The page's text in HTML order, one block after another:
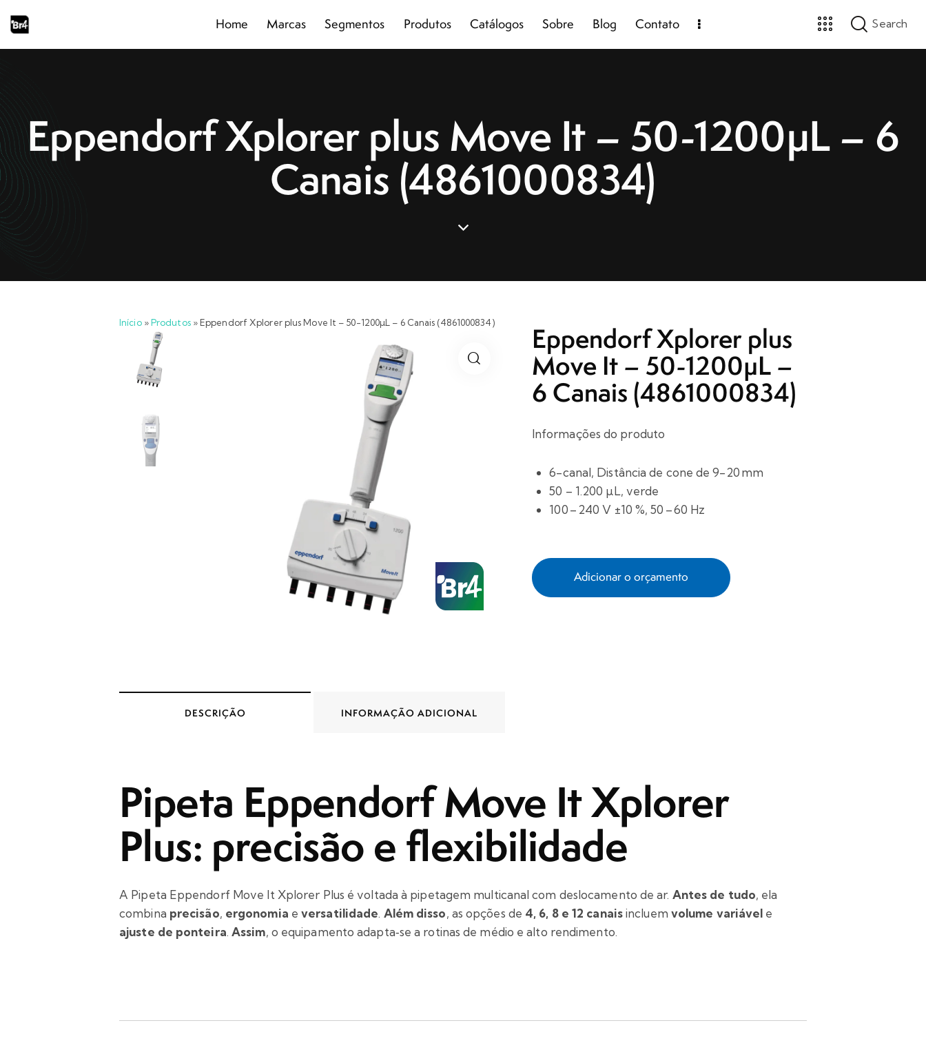
Home Marcas Segmentos Produtos Catálogos Sobre Blog Contato
Eppendorf Xplorer plus Move It – 50-1200µL – 6
Canais (4861000834)
Marcas
Blog
Início»Produtos» Eppendorf Xplorer plus Move It – 50-1200µL – 6 Canais (4861000834) Eppendorf Xplorer plus
Move It – 50-1200µL –
6 Canais (4861000834)
Informações do produto
6-canal, Distância de cone de 9-20 mm
50 – 1.200 µL, verde
100 – 240 V ±10 %, 50 – 60 Hz
Adicionar o orçamento
DESCRIÇÃO INFORMAÇÃO ADICIONAL
Pipeta EppendorfMove ItXplorer
Plus: precisão e flexibilidade
A Pipeta Eppendorf Move It Xplorer Plus é voltada à pipetagem multicanal com deslocamento de ar. Antes de tudo, ela
combina precisão, ergonomia eversatilidade. Além disso, as opções de 4, 6, 8 e 12 canaisincluem volume variável e
ajuste de ponteira.Assim, o equipamento adapta‑se a rotinas de médio e alto rendimento.